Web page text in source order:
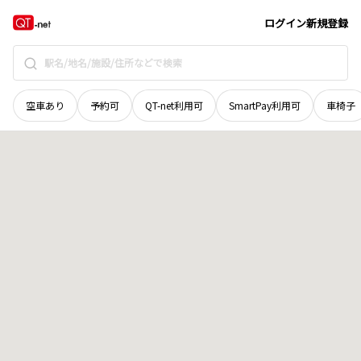
ログイン新規登録
空車あり 予約可 QT-net利用可 SmartPay利用可 車椅子
岩手県